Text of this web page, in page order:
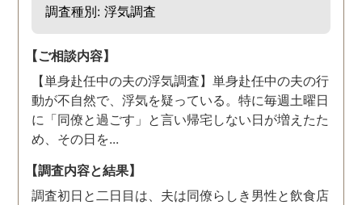
調査種別: 浮気調査
【ご相談内容】
【単身赴任中の夫の浮気調査】単身赴任中の夫の行
動が不自然で、浮気を疑っている。特に毎週土曜日
に「同僚と過ごす」と言い帰宅しない日が増えたた
め、その日を...
【調査内容と結果】
調査初日と二日目は、夫は同僚らしき男性と飲食店